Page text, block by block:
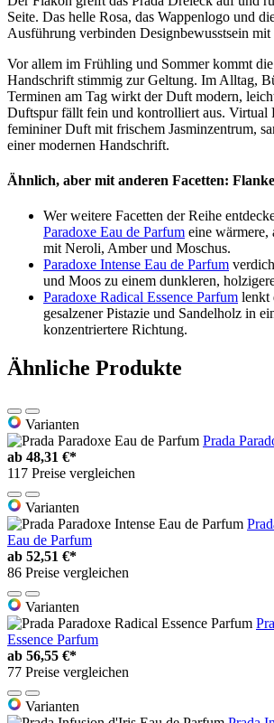
Seite. Das helle Rosa, das Wappenlogo und
Ausführung verbinden Designbewusstsein
Vor allem im Frühling und Sommer kommt
Handschrift stimmig zur Geltung. Im Alltag,
Terminen am Tag wirkt der Duft modern,
Duftspur fällt fein und kontrolliert aus. Virtual
femininer Duft mit frischem Jasminzentrum,
einer modernen Handschrift.
Ähnlich, aber mit anderen Facetten:
Wer weitere Facetten der Reihe
Paradoxe Eau de Parfum eine wärmere,
mit Neroli, Amber und Moschus.
Paradoxe Intense Eau de Parfum
und Moos zu einem dunkleren,
Paradoxe Radical Essence Parfum lenkt
gesalzener Pistazie und Sandelholz in
konzentriertere Richtung.
Ähnliche Produkte
Varianten
Prada
ab 48,31 €*
117 Preise vergleichen
Varianten
Eau de Parfum
ab 52,51 €*
86 Preise vergleichen
Varianten
Essence Parfum
ab 56,55 €*
77 Preise vergleichen
Varianten